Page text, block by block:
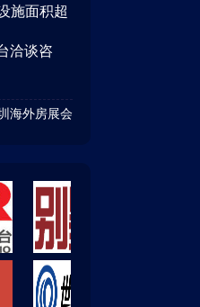
施面积超
洽谈咨
海外房展会